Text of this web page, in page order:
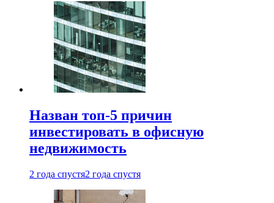
Назван топ-5 причин
инвестировать в офисную
недвижимость
2 года спустя2 года спустя